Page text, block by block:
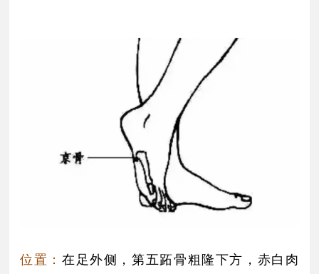
位置： 在足外侧，第五跖骨粗隆下方，赤白肉